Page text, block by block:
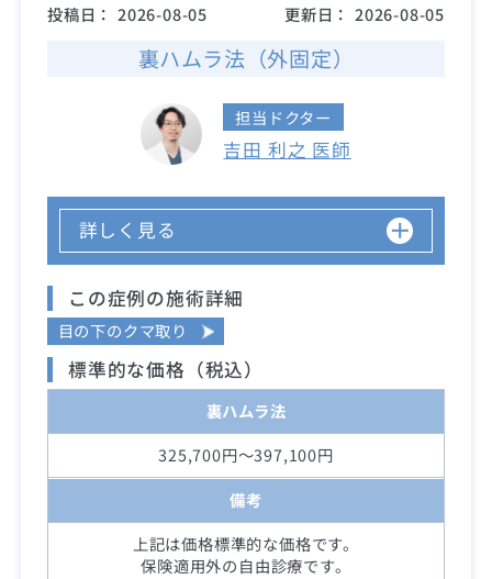
投稿日： 2026-08-05 更新日： 2026-08-05
裏ハムラ法（外固定）
担当ドクター
吉田 利之 医師
詳しく見る
この症例の施術詳細
目の下のクマ取り
標準的な価格（税込）
裏ハムラ法
325,700円～397,100円
備考
上記は価格標準的な価格です。
保険適用外の自由診療です。